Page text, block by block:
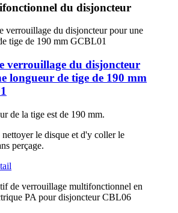
du disjoncteur
verrouillage du disjoncteur
longueur de tige de 190 mm
de la tige est de 190 mm.
le disque et d'y coller le
perçage.